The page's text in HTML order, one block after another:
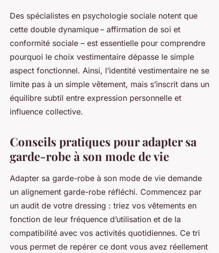
Des spécialistes en psychologie sociale notent que
cette double dynamique – affirmation de soi et
conformité sociale – est essentielle pour comprendre
pourquoi le choix vestimentaire dépasse le simple
aspect fonctionnel. Ainsi, l’identité vestimentaire ne se
limite pas à un simple vêtement, mais s’inscrit dans un
équilibre subtil entre expression personnelle et
influence collective.
Conseils pratiques pour adapter sa
garde-robe à son mode de vie
Adapter sa garde-robe à son mode de vie demande
un alignement garde-robe réfléchi. Commencez par
un audit de votre dressing : triez vos vêtements en
fonction de leur fréquence d’utilisation et de la
compatibilité avec vos activités quotidiennes. Ce tri
vous permet de repérer ce dont vous avez réellement